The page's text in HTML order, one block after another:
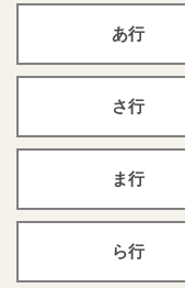
あ行
さ行
ま行
ら行